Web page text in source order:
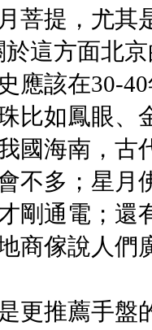
菩提，尤其
這方面北
應該在30-
比如鳳眼、
國海南，古
不多；星月
剛通電；還
商傢說人們
更推薦手盤